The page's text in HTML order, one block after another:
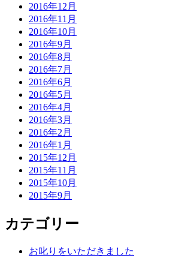
2016年12月
2016年11月
2016年10月
2016年9月
2016年8月
2016年7月
2016年6月
2016年5月
2016年4月
2016年3月
2016年2月
2016年1月
2015年12月
2015年11月
2015年10月
2015年9月
カテゴリー
お叱りをいただきました